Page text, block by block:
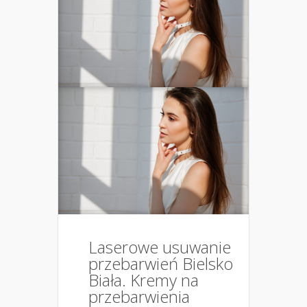
Laserowe usuwanie
przebarwień Bielsko
Biała. Kremy na
przebarwienia